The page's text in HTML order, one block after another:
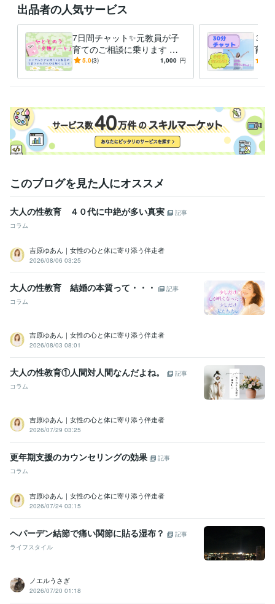
得意分野
悩み相談・カウンセリング 障害のあるお子さんに関する相談 先生方
の働き方やキャリアに関する相談 特別支援学級の授業づくりに関す
る相談
子育て支援 教育 教員 働き方改革 特別支援教育
中学校
小学校
特別支援学校
学習指導・資格・キャリア相談
英語 日常会話レベル
出品者の人気サービス
7日間チャット✨元教員が子
育てのご相談に乗ります 発
達障害/学習障害/不登校/行き
5.0(3) 1,000 円
３０
育て
期/
このブログを見た人にオススメ
大人の性教育 ４０代に中絶が多い真実
記事
コラム
吉原ゆあん｜女性の心と体に寄り添う伴走者
2026/08/06 03:25
大人の性教育 結婚の本質って・・・
記事
コラム
吉原ゆあん｜女性の心と体に寄り添う伴走者
2026/08/03 08:01
大人の性教育①人間対人間なんだよね。
記事
コラム
吉原ゆあん｜女性の心と体に寄り添う伴走者
2026/07/29 03:25
更年期支援のカウンセリングの効果
記事
コラム
吉原ゆあん｜女性の心と体に寄り添う伴走者
2026/07/24 03:15
ヘパーデン結節で痛い関節に貼る湿布？
記事
ライフスタイル
ノエルうさぎ
2026/07/20 01:18